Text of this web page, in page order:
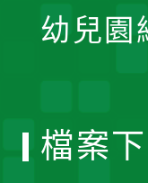
幼兒園
檔案